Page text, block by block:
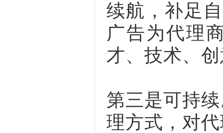
续航，补足
广告为代理
才、技术、
第三是可持
理方式，对